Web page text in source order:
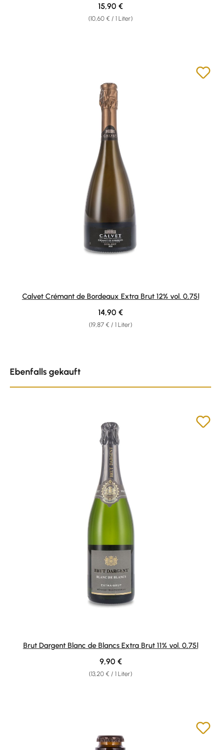
(10,60 € / 1 Liter)
Regulärer Preis:
15,90 €
Calvet Crémant de Bordeaux Extra Brut 12% vol. 0,75l
(19,87 € / 1 Liter)
Regulärer Preis:
14,90 €
Ebenfalls gekauft
Brut Dargent Blanc de Blancs Extra Brut 11% vol. 0,75l
(13,20 € / 1 Liter)
Regulärer Preis:
9,90 €